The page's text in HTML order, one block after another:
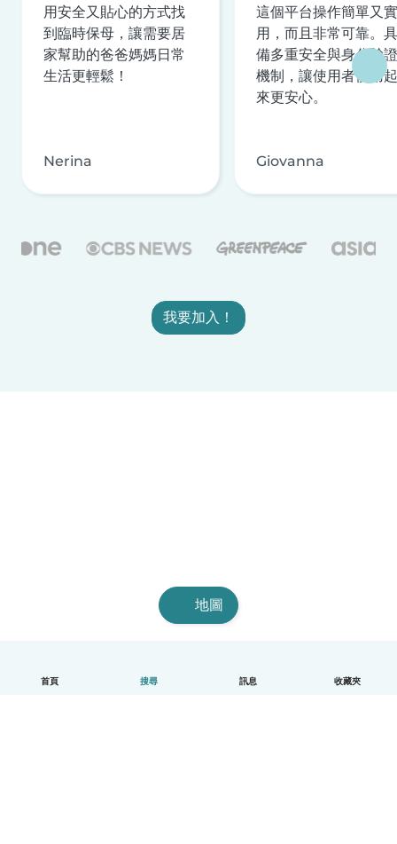
首頁 搜尋 訊息 收藏夾
用安全又貼心的方式找
到臨時保母，讓需要居
家幫助的爸爸媽媽日常
生活更輕鬆！
Nerina
這個平台操作簡單又實
用，而且非常可靠。具
備多重安全與身分驗證
機制，讓使用者使用起
來更安心。
Giovanna
我要加入！
地圖